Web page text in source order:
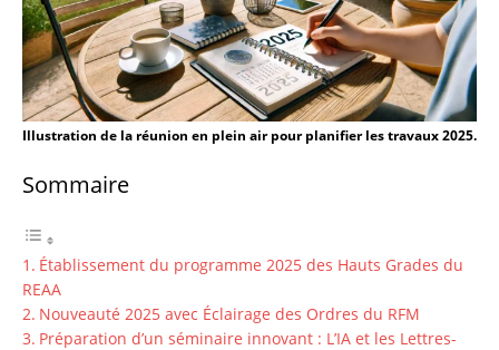
Illustration de la réunion en plein air pour planifier les travaux 2025.
Sommaire
Établissement du programme 2025 des Hauts Grades du
REAA
Nouveauté 2025 avec Éclairage des Ordres du RFM
Préparation d’un séminaire innovant : L’IA et les Lettres-